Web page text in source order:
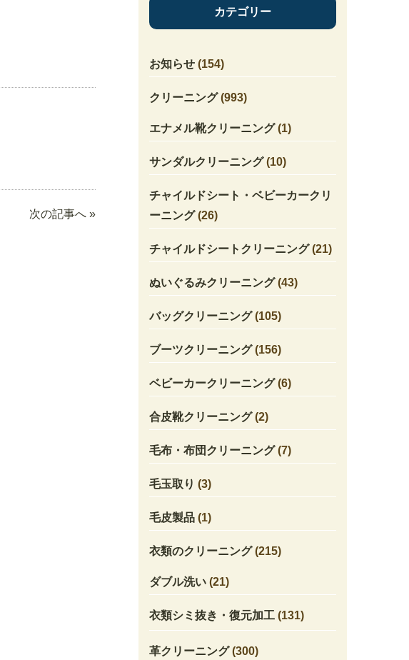
カテゴリー
お知らせ(154)
クリーニング(993)
エナメル靴クリーニング(1)
サンダルクリーニング(10)
チャイルドシート・ベビーカークリ
ーニング(26)
チャイルドシートクリーニング(21)
ぬいぐるみクリーニング(43)
バッグクリーニング(105)
ブーツクリーニング(156)
ベビーカークリーニング(6)
合皮靴クリーニング(2)
毛布・布団クリーニング(7)
毛玉取り (3)
毛皮製品(1)
衣類のクリーニング(215)
ダブル洗い(21)
衣類シミ抜き・復元加工(131)
革クリーニング(300)
次の記事へ »